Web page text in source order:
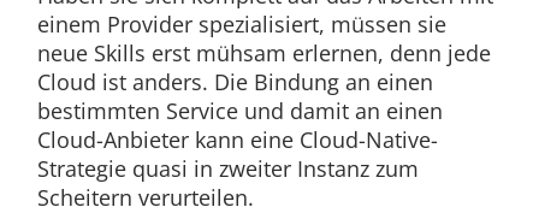
einem Provider spezialisiert, müssen sie
neue Skills erst mühsam erlernen, denn jede
Cloud ist anders. Die Bindung an einen
bestimmten Service und damit an einen
Cloud-Anbieter kann eine Cloud-Native-
Strategie quasi in zweiter Instanz zum
Scheitern verurteilen.